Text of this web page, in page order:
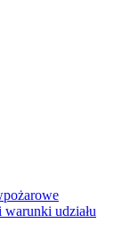
warunki udziału